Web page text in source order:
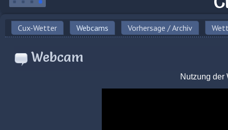
Cux-Wetter Webcams Vorhersage / Archiv
Webcam
Nutzung der